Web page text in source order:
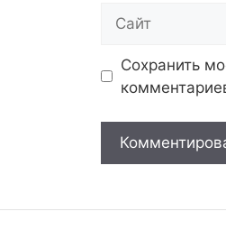
Сохранить